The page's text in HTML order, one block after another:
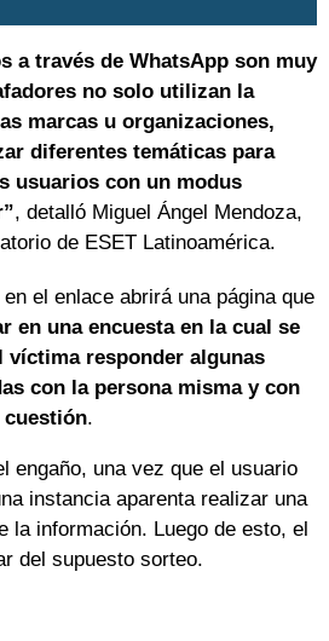
a través de WhatsApp son muy
no solo utilizan la
marcas u organizaciones,
diferentes temáticas para
usuarios con un modus
, detalló Miguel Ángel Mendoza,
de ESET Latinoamérica.
el enlace abrirá una página que
en una encuesta en la cual se
responder algunas
con la persona misma y con
cuestión.
engaño, una vez que el usuario
instancia aparenta realizar una
la información. Luego de esto, el
del supuesto sorteo.